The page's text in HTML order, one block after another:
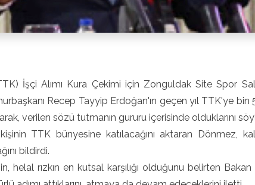
İşçi Alımı Kura Çekimi için Zonguldak Site Spor
Recep Tayyip Erdoğan'ın geçen yıl TTK'ye bin
verilen sözü tutmanın gururu içerisinde olduklarını
TTK bünyesine katılacağını aktaran Dönmez,
bildirdi.
helal rızkın en kutsal karşılığı olduğunu belirten